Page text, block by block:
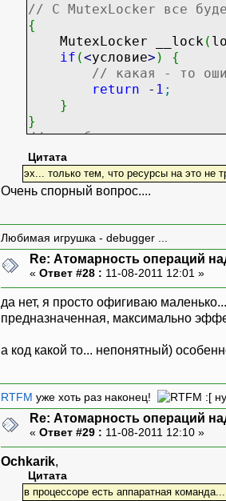
// С MutexLocker все
{
MutexLocker __lock (
if (<условие> )
{
// какая - то
return
- 1 ;
}
}
// в любом случае, хоть
// мьютекс будет
Цитата
эх... только тем, что ресурсы на это не
Очень спорный вопрос....
Любимая игрушка - debugger ...
Re: Атомарность операций
« Ответ #28 : 11-08-2011 12:01 »
да нет, я просто офигиваю
предназначенная, максимально
а код какой то... непонятный)
RTFM уже хоть раз наконец! :[
Re: Атомарность операций
« Ответ #29 : 11-08-2011 12:10 »
Ochkarik,
Цитата
в процессоре есть аппаратная команда...